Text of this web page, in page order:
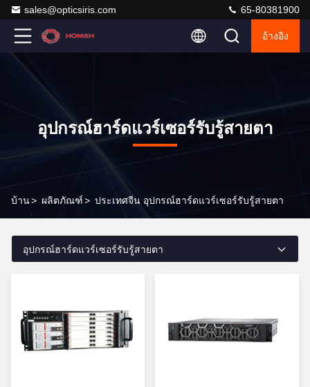
sales@opticsiris.com 65-80381900
อ้างอิง
อุปกรณ์ฮาร์ดแวร์เซอร์รับรู้สายตา
บ้าน> ผลิตภัณฑ์> ประเทศจีน อุปกรณ์ฮาร์ดแวร์เซอร์รับรู้สายตา
อุปกรณ์ฮาร์ดแวร์เซอร์รับรู้สายตา